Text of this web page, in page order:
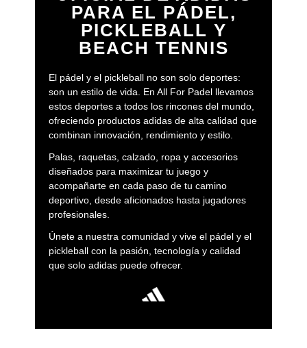
PARA EL PÁDEL,
PICKLEBALL Y
BEACH TENNIS
El pádel y el pickleball no son solo deportes:
son un estilo de vida. En All For Padel llevamos
estos deportes a todos los rincones del mundo,
ofreciendo productos adidas de alta calidad que
combinan innovación, rendimiento y estilo.
Palas, raquetas, calzado, ropa y accesorios
diseñados para maximizar tu juego y
acompañarte en cada paso de tu camino
deportivo, desde aficionados hasta jugadores
profesionales.
Únete a nuestra comunidad y vive el pádel y el
pickleball con la pasión, tecnología y calidad
que solo adidas puede ofrecer.